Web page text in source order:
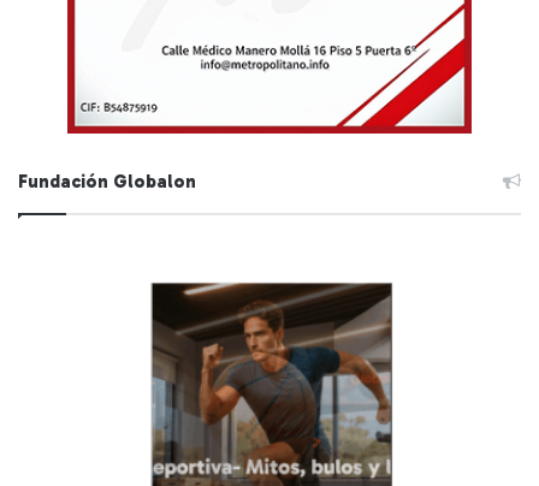
Fundación Globalon